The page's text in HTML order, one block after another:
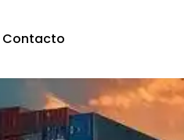
Contacto